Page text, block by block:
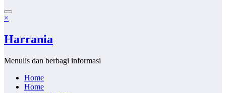
×
Harrania
Menulis dan berbagi informasi
Home
Home